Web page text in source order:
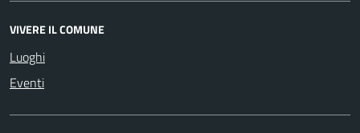
VIVERE IL COMUNE
Luoghi
Eventi